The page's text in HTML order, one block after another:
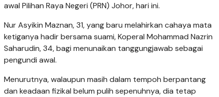
awal Pilihan Raya Negeri (PRN) Johor, hari ini.
Nur Asyikin Maznan, 31, yang baru melahirkan cahaya mata
ketiganya hadir bersama suami, Koperal Mohammad Nazrin
Saharudin, 34, bagi menunaikan tanggungjawab sebagai
pengundi awal.
Menurutnya, walaupun masih dalam tempoh berpantang
dan keadaan fizikal belum pulih sepenuhnya, dia tetap